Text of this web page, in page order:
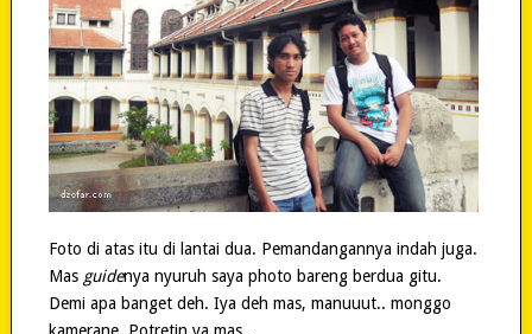
Foto di atas itu di lantai dua. Pemandangannya indah juga.
Mas guidenya nyuruh saya photo bareng berdua gitu.
Demi apa banget deh. Iya deh mas, manuuut.. monggo
kamerane. Potretin ya mas..